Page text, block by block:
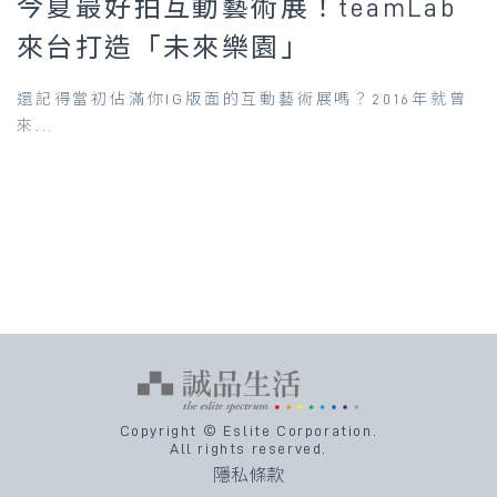
今夏最好拍互動藝術展！teamLab
來台打造「未來樂園」
還記得當初佔滿你IG版面的互動藝術展嗎？2016年就曾
來...
Copyright © Eslite Corporation.
All rights reserved.
隱私條款